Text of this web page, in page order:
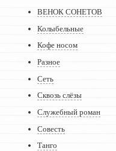
ВЕНОК СОНЕТОВ
Колыбельные
Кофе носом
Разное
Сеть
Сквозь слёзы
Служебный роман
Совесть
Танго